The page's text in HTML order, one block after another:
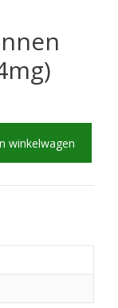
winkelwagen